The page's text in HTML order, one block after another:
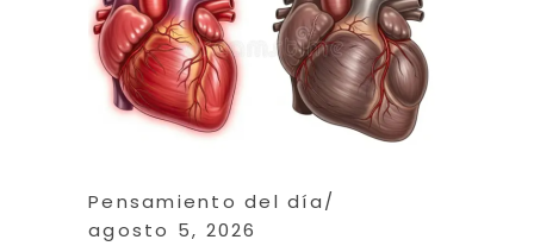
Pensamiento del día
agosto 5, 2026